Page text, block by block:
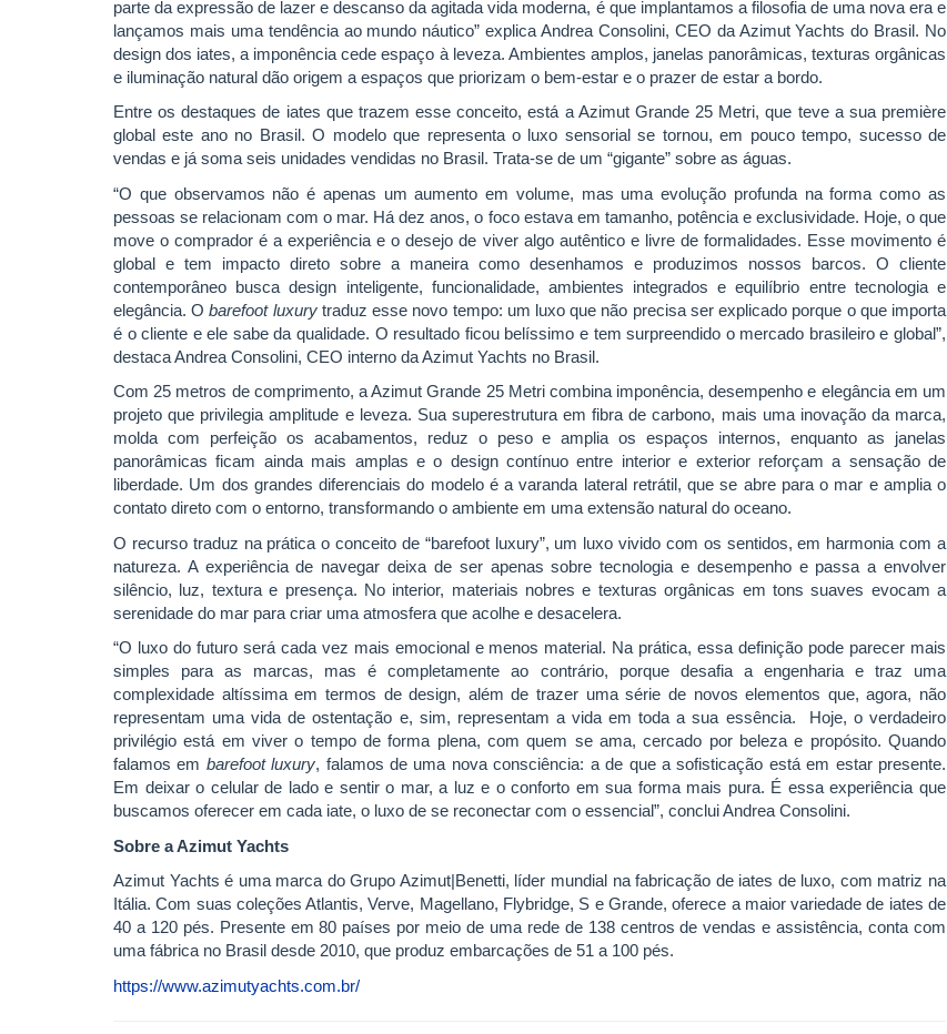
parte da expressão de lazer e descanso da agitada vida moderna, é que implantamos a filosofia de uma nova era e
lançamos mais uma tendência ao mundo náutico” explica Andrea Consolini, CEO da Azimut Yachts do Brasil. No
design dos iates, a imponência cede espaço à leveza. Ambientes amplos, janelas panorâmicas, texturas orgânicas
e iluminação natural dão origem a espaços que priorizam o bem-estar e o prazer de estar a bordo.
Entre os destaques de iates que trazem esse conceito, está a Azimut Grande 25 Metri, que teve a sua première
global este ano no Brasil. O modelo que representa o luxo sensorial se tornou, em pouco tempo, sucesso de
vendas e já soma seis unidades vendidas no Brasil. Trata-se de um “gigante” sobre as águas.
“O que observamos não é apenas um aumento em volume, mas uma evolução profunda na forma como as
pessoas se relacionam com o mar. Há dez anos, o foco estava em tamanho, potência e exclusividade. Hoje, o que
move o comprador é a experiência e o desejo de viver algo autêntico e livre de formalidades. Esse movimento é
global e tem impacto direto sobre a maneira como desenhamos e produzimos nossos barcos. O cliente
contemporâneo busca design inteligente, funcionalidade, ambientes integrados e equilíbrio entre tecnologia e
elegância. Obarefoot luxurytraduz esse novo tempo: um luxo que não precisa ser explicado porque o que importa
é o cliente e ele sabe da qualidade. O resultado ficou belíssimo e tem surpreendido o mercado brasileiro e global”,
destaca Andrea Consolini, CEO interno da Azimut Yachts no Brasil.
Com 25 metros de comprimento, a Azimut Grande 25 Metri combina imponência, desempenho e elegância em um
projeto que privilegia amplitude e leveza. Sua superestrutura em fibra de carbono, mais uma inovação da marca,
molda com perfeição os acabamentos, reduz o peso e amplia os espaços internos, enquanto as janelas
panorâmicas ficam ainda mais amplas e o design contínuo entre interior e exterior reforçam a sensação de
liberdade. Um dos grandes diferenciais do modelo é a varanda lateral retrátil, que se abre para o mar e amplia o
contato direto com o entorno, transformando o ambiente em uma extensão natural do oceano.
O recurso traduz na prática o conceito de “barefoot luxury”, um luxo vivido com os sentidos, em harmonia com a
natureza. A experiência de navegar deixa de ser apenas sobre tecnologia e desempenho e passa a envolver
silêncio, luz, textura e presença. No interior, materiais nobres e texturas orgânicas em tons suaves evocam a
serenidade do mar para criar uma atmosfera que acolhe e desacelera.
“O luxo do futuro será cada vez mais emocional e menos material. Na prática, essa definição pode parecer mais
simples para as marcas, mas é completamente ao contrário, porque desafia a engenharia e traz uma
complexidade altíssima em termos de design, além de trazer uma série de novos elementos que, agora, não
representam uma vida de ostentação e, sim, representam a vida em toda a sua essência. Hoje, o verdadeiro
privilégio está em viver o tempo de forma plena, com quem se ama, cercado por beleza e propósito. Quando
falamos em barefoot luxury, falamos de uma nova consciência: a de que a sofisticação está em estar presente.
Em deixar o celular de lado e sentir o mar, a luz e o conforto em sua forma mais pura. É essa experiência que
buscamos oferecer em cada iate, o luxo de se reconectar com o essencial”, conclui Andrea Consolini.
Sobre a Azimut Yachts
Azimut Yachts é uma marca do Grupo Azimut|Benetti, líder mundial na fabricação de iates de luxo, com matriz na
Itália. Com suas coleções Atlantis, Verve, Magellano, Flybridge, S e Grande, oferece a maior variedade de iates de
40 a 120 pés. Presente em 80 países por meio de uma rede de 138 centros de vendas e assistência, conta com
uma fábrica no Brasil desde 2010, que produz embarcações de 51 a 100 pés.
https://www.azimutyachts.com.br/